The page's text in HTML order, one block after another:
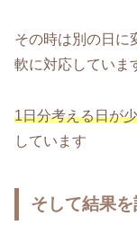
その時は別の日に
軟に対応していま
1日分考える日が
しています
そして結果